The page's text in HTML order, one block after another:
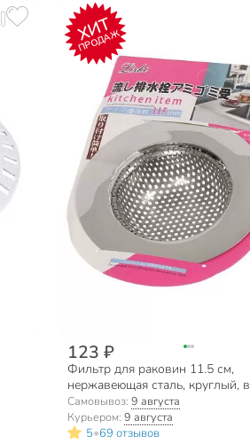
ХИТ
ПРОДАЖ
123 ₽
Фильтр для раковин 11.5 см,
нержавеющая сталь, круглый, в
ассортименте
Самовывоз:9 августа
Курьером:9 августа
5•69 отзывов